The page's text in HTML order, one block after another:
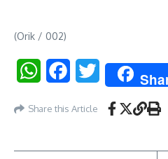
(Orik / 002)
WhatsAppFacebookTwitter
Share this Article